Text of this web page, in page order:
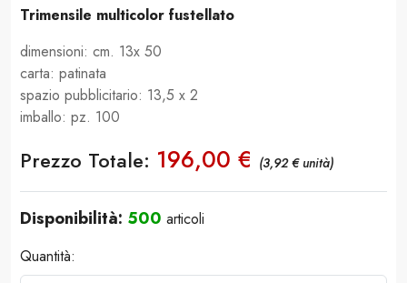
Trimensile multicolor fustellato
dimensioni: cm. 13x 50
carta: patinata
spazio pubblicitario: 13,5 x 2
imballo: pz. 100
Prezzo Totale: 196,00 € (3,92 € unità)
Disponibilità: 500 articoli
Quantità: